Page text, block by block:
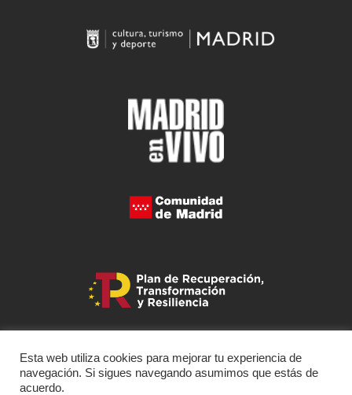
Esta web utiliza cookies para mejorar tu experiencia de
navegación. Si sigues navegando asumimos que estás de
acuerdo.